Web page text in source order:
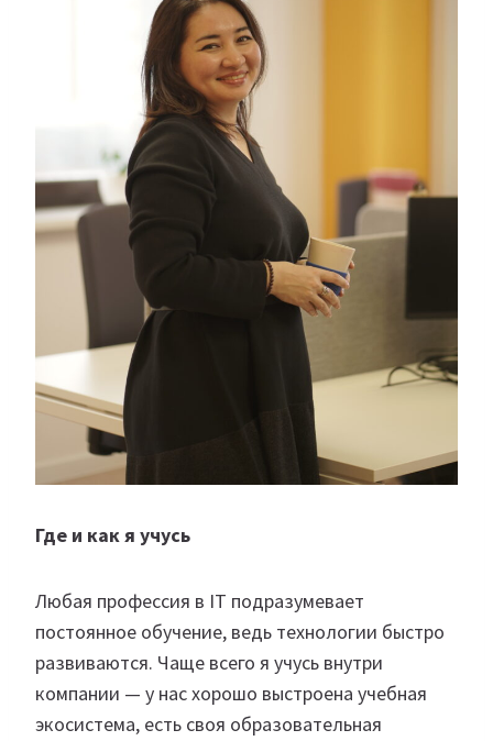
Где и как я учусь
Любая профессия в IT подразумевает
постоянное обучение, ведь технологии быстро
развиваются. Чаще всего я учусь внутри
компании — у нас хорошо выстроена учебная
экосистема, есть своя образовательная